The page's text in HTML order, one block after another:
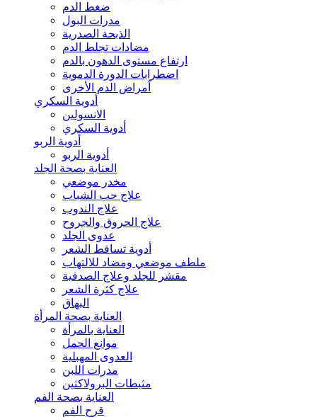
ضغط الدم
مدرات البول
الذبحة الصدرية
مضادات تجلط الدم
ارتفاع مستوى الدهون بالدم
اضطرابات الدورة الدموية
أمراض الدم الأخرى
أدوية السكري
الانسولين
أدوية السكري
أدوية الربو
أدوية الربو
العناية بصحة الجلد
مخدر موضعي
علاج حب الشباب
علاج الندوب
علاج الحروق والجروح
عدوى الجلد
أدوية تساقط الشعر
ملطف موضعي ومضاد للالتهاب
مقشر للجلد وعلاج الصدفية
علاج كثرة الشعر
البهاق
العناية بصحة المرأة
العناية بالمرأة
موانع الحمل
العدوى المهبلية
مدرات اللبن
مثبطات البرولاكتين
العناية بصحة الفم
قرح الفم